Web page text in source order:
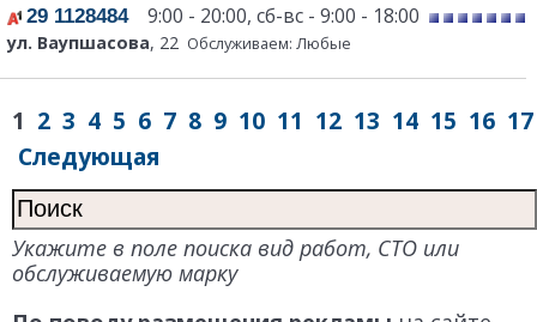
29 11284849:00 - 20:00, сб-вс - 9:00 - 18:00
ул. Ваупшасова, 22 Обслуживаем: Любые
1 2 3 4 5 6 7 8 9 10 11 12 13 14 15 16 17
Следующая
Укажите в поле поиска вид работ, СТО или
обслуживаемую марку